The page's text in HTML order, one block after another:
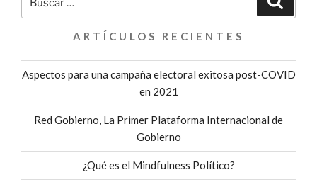
por:
ARTÍCULOS RECIENTES
Aspectos para una campaña electoral exitosa post-COVID
en 2021
Red Gobierno, La Primer Plataforma Internacional de
Gobierno
¿Qué es el Mindfulness Político?